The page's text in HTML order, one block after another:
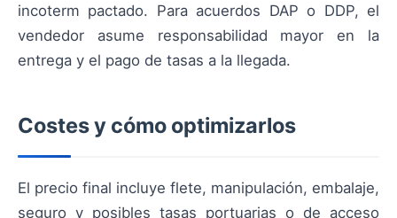
incoterm pactado. Para acuerdos DAP o DDP, el
vendedor asume responsabilidad mayor en la
entrega y el pago de tasas a la llegada.
Costes y cómo optimizarlos
El precio final incluye flete, manipulación, embalaje,
seguro y posibles tasas portuarias o de acceso